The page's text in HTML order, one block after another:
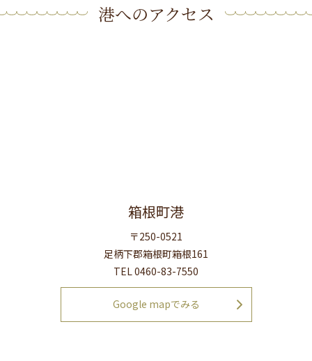
港へのアクセス
箱根町港
〒250-0521
足柄下郡箱根町箱根161
TEL 0460-83-7550
Google mapでみる